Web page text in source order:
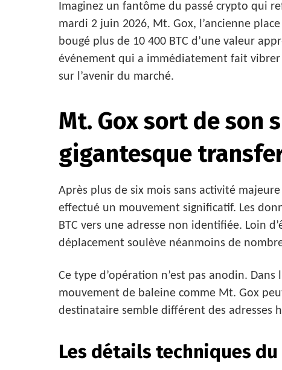
Imaginez un fantôme du passé crypto qui
mardi 2 juin 2026, Mt. Gox, l’ancienne
bougé plus de 10 400 BTC d’une valeur
événement qui a immédiatement fait
sur l’avenir du marché.
Mt. Gox sort de son
gigantesque
Après plus de six mois sans activité
effectué un mouvement significatif. Les
BTC vers une adresse non identifiée. Loin
déplacement soulève néanmoins de
Ce type d’opération n’est pas anodin.
mouvement de baleine comme Mt. Gox
destinataire semble différent des adresses
Les détails techniques